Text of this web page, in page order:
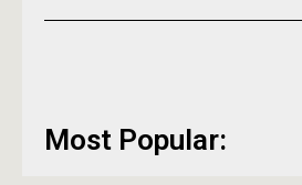
Most Popular: